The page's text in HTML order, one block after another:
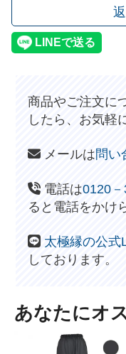
商品やご注文に
したら、お気軽
メールは問い
電話は0120
ると電話をかけ
太極縁の公式
しております。
あなたにオ